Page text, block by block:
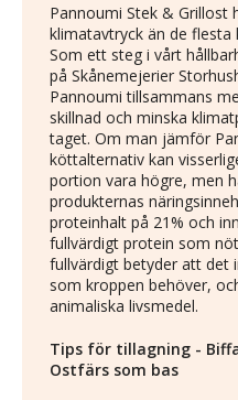
Pannoumi Stek & Grillost
klimatavtryck än de
Som ett steg i vårt
på Skånemejerier
Pannoumi tillsammans
skillnad och minska
taget. Om man jämför
köttalternativ kan
portion vara högre, men
produkternas
proteinhalt på 21% och
fullvärdigt protein som
fullvärdigt betyder att det
som kroppen behöver,
animaliska livsmedel.
Tips för tillagning -
Ostfärs som bas